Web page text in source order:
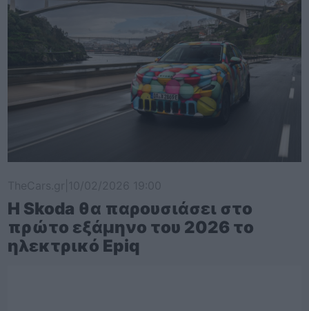
Η Skoda θα παρουσιάσει στο
πρώτο εξάμηνο του 2026 το
ηλεκτρικό Epiq